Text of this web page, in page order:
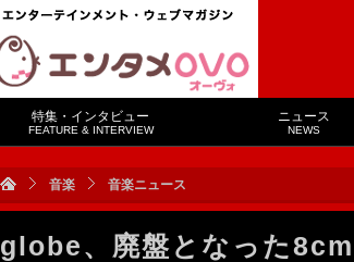
特集・インタビュー
FEATURE & INTERVIEW
ニュース
NEWS
音楽 音楽ニュース
globe、廃盤となった